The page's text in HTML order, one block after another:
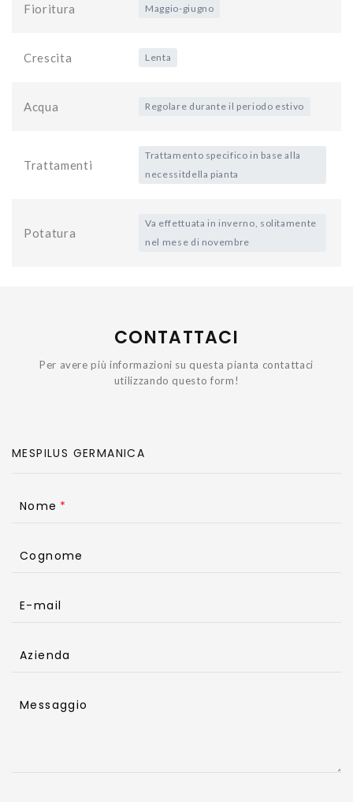
Fioritura Maggio-giugno
Crescita Lenta
Acqua Regolare durante il periodo estivo
Trattamenti
Trattamento specifico in base alla
necessitdella pianta
Potatura
Va effettuata in inverno, solitamente
nel mese di novembre
CONTATTACI
Per avere più informazioni su questa pianta contattaci
utilizzando questo form!
Nome
Cognome
E-mail
Azienda
Messaggio